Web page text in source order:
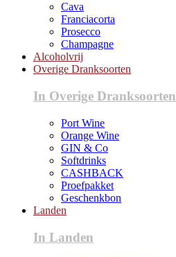
Cava
Franciacorta
Prosecco
Champagne
Alcoholvrij
Overige Dranksoorten
In Overige Dranksoorten
Port Wine
Orange Wine
GIN & Co
Softdrinks
CASHBACK
Proefpakket
Geschenkbon
Landen
In Landen